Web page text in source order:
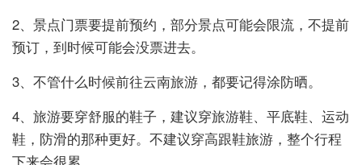
2、景点门票要提前预约，部分景点可能会限流，不提前
预订，到时候可能会没票进去。
3、不管什么时候前往云南旅游，都要记得涂防晒。
4、旅游要穿舒服的鞋子，建议穿旅游鞋、平底鞋、运动
鞋，防滑的那种更好。不建议穿高跟鞋旅游，整个行程
下来会很累。